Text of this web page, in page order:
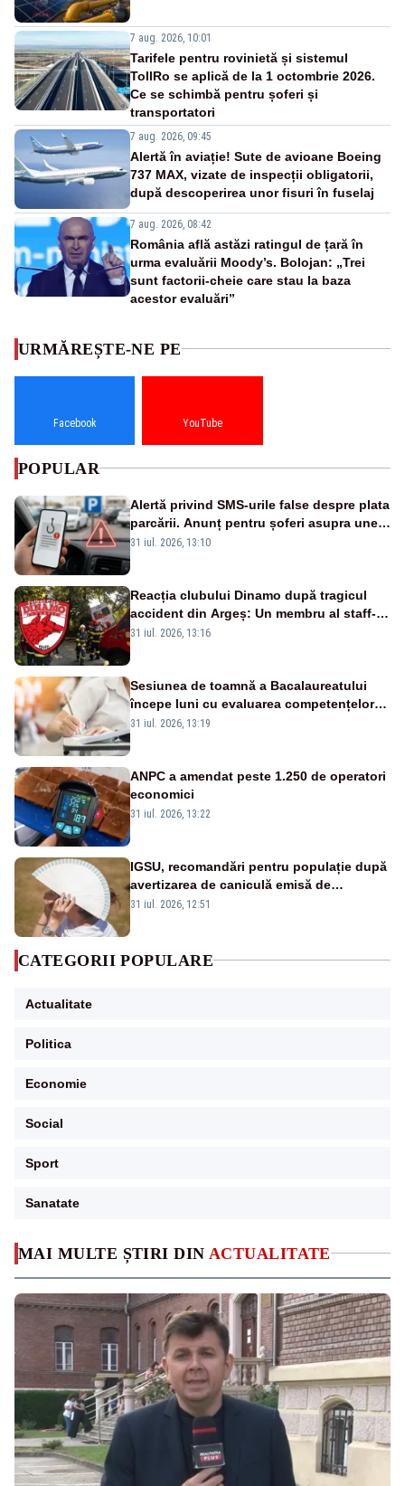
7 aug. 2026, 10:01
Tarifele pentru rovinietă și sistemul
TollRo se aplică de la 1 octombrie 2026.
Ce se schimbă pentru șoferi și
transportatori
7 aug. 2026, 09:45
Alertă în aviație! Sute de avioane Boeing
737 MAX, vizate de inspecții obligatorii,
după descoperirea unor fisuri în fuselaj
7 aug. 2026, 08:42
România află astăzi ratingul de țară în
urma evaluării Moody’s. Bolojan: „Trei
sunt factorii-cheie care stau la baza
acestor evaluări”
MAI MULTE ȘTIRI DIN ACTUALITATE
URMĂREȘTE-NE PE
Facebook YouTube
POPULAR
Alertă privind SMS-urile false despre plata
parcării. Anunț pentru șoferi asupra unei
noi metode de fraudă online
31 iul. 2026, 13:10
Reacția clubului Dinamo după tragicul
accident din Argeș: Un membru al staff-
ului medical a murit, antrenorul Adrian
31 iul. 2026, 13:16
Sesiunea de toamnă a Bacalaureatului
începe luni cu evaluarea competențelor
orale la Limba română
31 iul. 2026, 13:19
ANPC a amendat peste 1.250 de operatori
economici
31 iul. 2026, 13:22
IGSU, recomandări pentru populație după
avertizarea de caniculă emisă de
meteorologi
31 iul. 2026, 12:51
CATEGORII POPULARE
Actualitate
Politica
Economie
Social
Sport
Sanatate